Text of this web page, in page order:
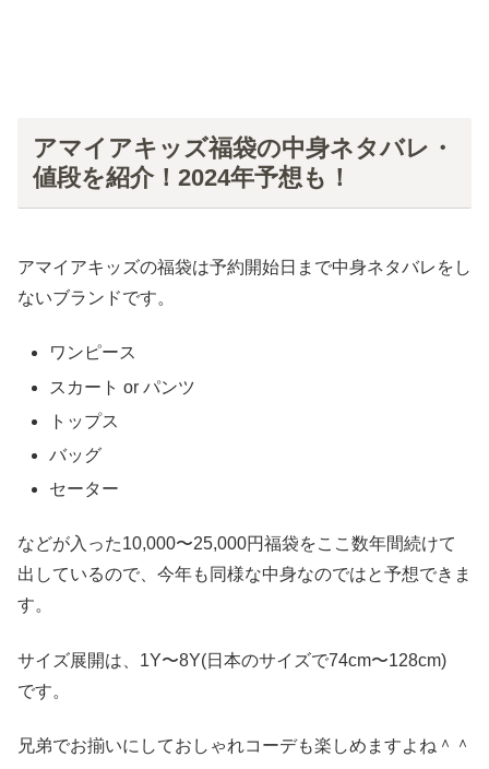
アマイアキッズ福袋の中身ネタバレ・
値段を紹介！2024年予想も！
アマイアキッズの福袋は予約開始日まで中身ネタバレをし
ないブランドです。
ワンピース
スカート or パンツ
トップス
バッグ
セーター
などが入った10,000〜25,000円福袋をここ数年間続けて
出しているので、今年も同様な中身なのではと予想できま
す。
サイズ展開は、1Y〜8Y(日本のサイズで74cm〜128cm)
です。
兄弟でお揃いにしておしゃれコーデも楽しめますよね＾＾